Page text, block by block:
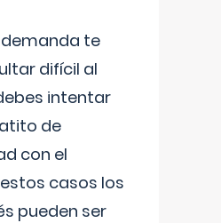
te
difícil al
intentar
de
con el
casos los
pueden ser